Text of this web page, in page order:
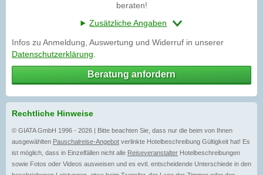
beraten!
Zusätzliche Angaben
Infos zu Anmeldung, Auswertung und Widerruf in unserer
Datenschutzerklärung
Beratung anfordern
Rechtliche Hinweise
© GIATA GmbH 1996 - 2026 | Bitte beachten Sie, dass nur die beim von Ihnen
ausgewählten Pauschalreise-Angebot verlinkte Hotelbeschreibung Gültigkeit hat! Es
ist möglich, dass in Einzelfällen nicht alle Reiseveranstalter Hotelbeschreibungen
sowie Fotos oder Videos ausweisen und es evtl. entscheidende Unterschiede in den